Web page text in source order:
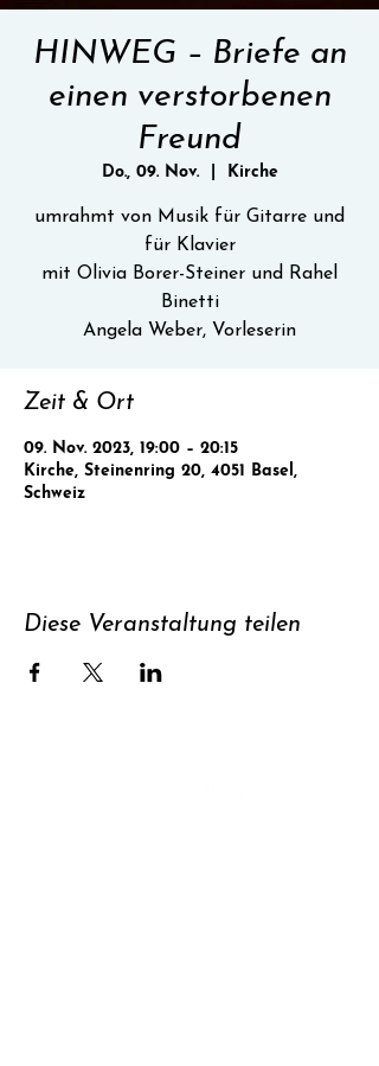
HINWEG – Briefe an
einen verstorbenen
Freund
Do., 09. Nov.
  |
Kirche
umrahmt von Musik für Gitarre und
für Klavier
mit Olivia Borer-Steiner und Rahel
Binetti
Angela Weber, Vorleserin
Zeit & Ort
09. Nov. 2023, 19:00 – 20:15
Kirche, Steinenring 20, 4051 Basel,
Schweiz
Diese Veranstaltung teilen